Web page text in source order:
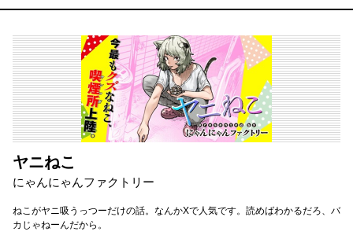
ヤニねこ
にゃんにゃんファクトリー
ねこがヤニ吸うっつーだけの話。なんかXで人気です。読めばわかるだろ、バ
カじゃねーんだから。